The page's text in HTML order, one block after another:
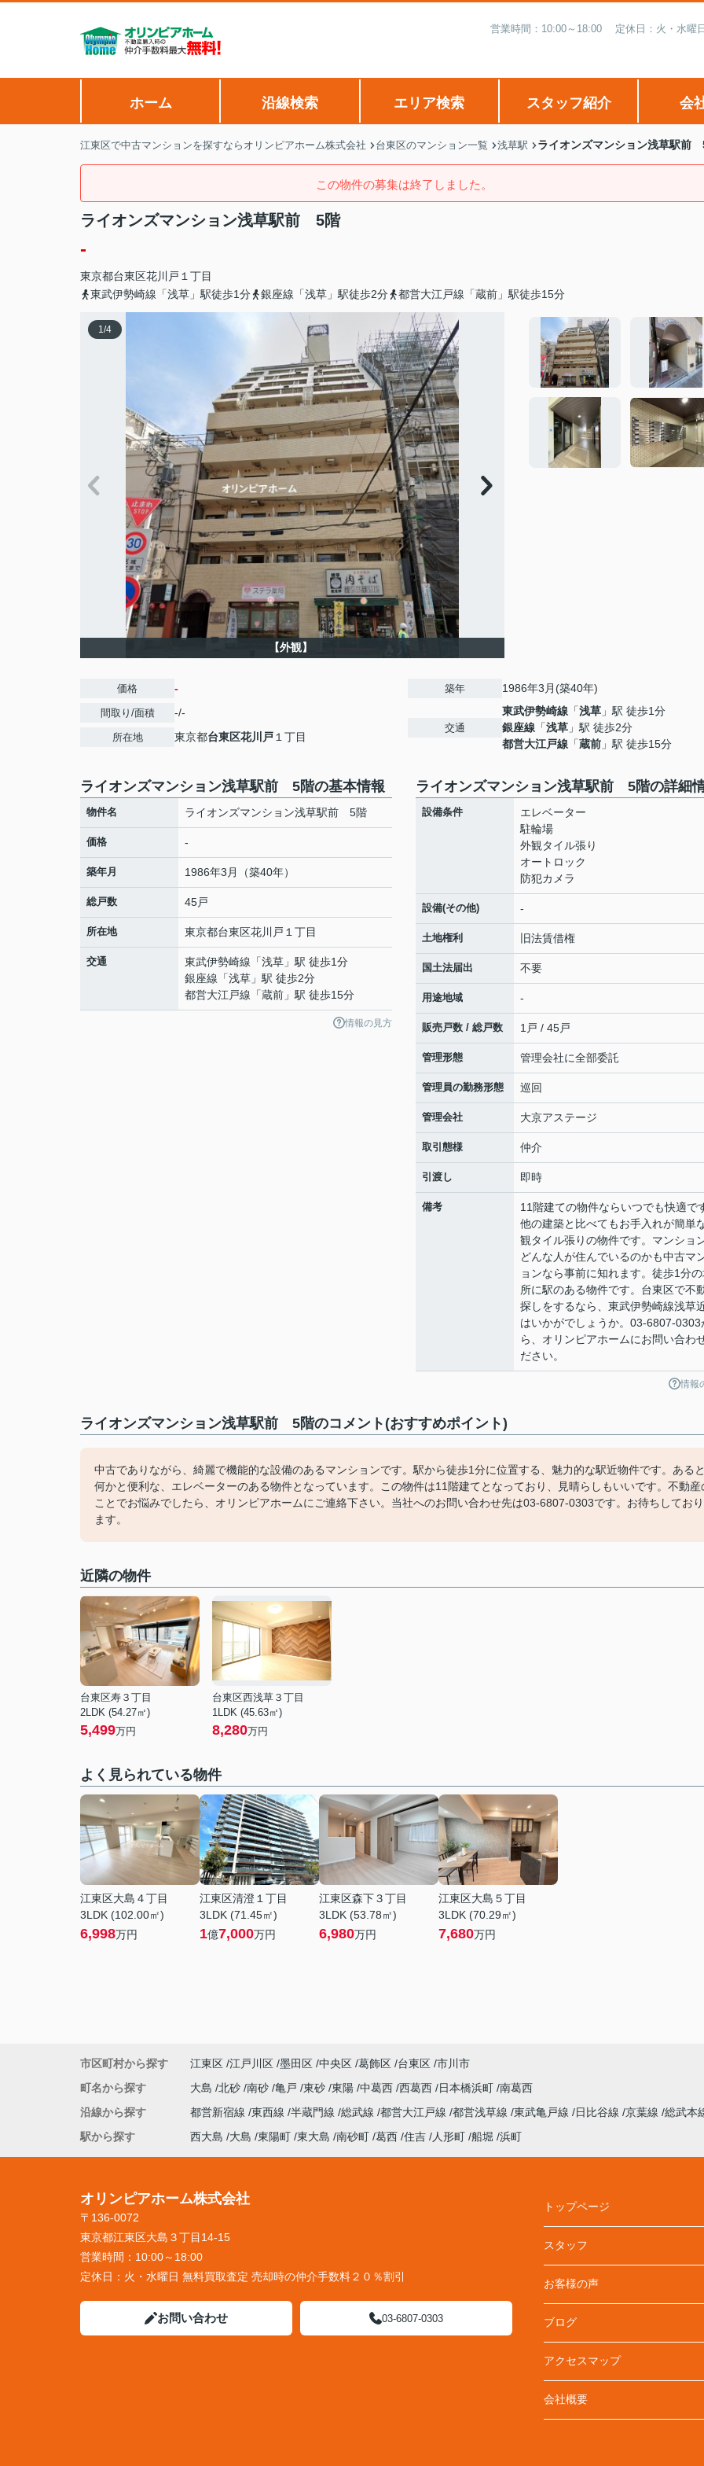
営業時間：10:00～18:00 定休日：火・水曜
ホーム 沿線検索 エリア検索 スタッフ紹介 会
江東区で中古マンションを探すならオリンピアホーム株式会社 台東区のマンション一覧 浅草駅 ライオンズマンション浅草駅前
この物件の募集は終了しました。
ライオンズマンション浅草駅前 5階
-
東京都台東区花川戸 １丁目
東武伊勢崎線「浅草」駅徒歩1分
銀座線「浅草」駅徒歩2分 都営大江戸線「蔵前」駅徒歩15分
1/4
【外観】
価格 -
間取り/面積 -/-
所在地 東京都台東区花川戸 １丁目
築年 1986年3月(築40年)
交通
東武伊勢崎線 「浅草 」駅 徒歩1分
銀座線 「浅草 」駅 徒歩2分
都営大江戸線 「蔵前 」駅 徒歩15分
ライオンズマンション浅草駅前 5階の基本情報
物件名 ライオンズマンション浅草駅前 5階
価格 -
築年月 1986年3月（築40年）
総戸数 45戸
所在地 東京都台東区花川戸 １丁目
交通 東武伊勢崎線 「浅草 」駅 徒歩1分
銀座線 「浅草 」駅 徒歩2分
都営大江戸線 「蔵前 」駅 徒歩15分
情報の見方
ライオンズマンション浅草駅前 5階の詳細
設備条件
エレベーター
駐輪場
外観タイル張り
オートロック
防犯カメラ
設備(その他) -
土地権利 旧法賃借権
国土法届出 不要
用途地域 -
販売戸数 / 総戸数 1戸 / 45戸
管理形態 管理会社に全部委託
管理員の勤務形態 巡回
管理会社 大京アステージ
取引態様 仲介
引渡し 即時
備考
11階建ての物件ならいつでも快適で
他の建築と比べてもお手入れが簡単
観タイル張りの物件です。マンショ
どんな人が住んでいるのかも中古マ
ョンなら事前に知れます。徒歩1分
所に駅のある物件です。台東区で不
探しをするなら、東武伊勢崎線浅草
はいかがでしょうか。03-6807-0303
ら、オリンピアホームにお問い合わ
ださい。
情報
ライオンズマンション浅草駅前 5階のコメント(おすすめポイント)
中古でありながら、綺麗で機能的な設備のあるマンションです。駅から徒歩1分に位置する、魅力的な駅近物件です。ある
何かと便利な、エレベーターのある物件となっています。この物件は11階建てとなっており、見晴らしもいいです。不動産
ことでお悩みでしたら、オリンピアホームにご連絡下さい。当社へのお問い合わせ先は03-6807-0303です。お待ちしており
ます。
近隣の物件
台東区寿３丁目
2LDK (54.27㎡)
5,499万円
台東区西浅草３丁目
1LDK (45.63㎡)
8,280万円
よく見られている物件
江東区大島４丁目
3LDK (102.00㎡)
6,998万円
江東区清澄１丁目
3LDK (71.45㎡)
1億7,000万円
江東区森下３丁目
3LDK (53.78㎡)
6,980万円
江東区大島５丁目
3LDK (70.29㎡)
7,680万円
市区町村から探す 江東区 江戸川区 墨田区 中央区 葛飾区 台東区 市川市
町名から探す
大島 北砂 南砂 亀戸 東砂 東陽 中葛西 西葛西 日本橋浜町 南葛西
沿線から探す
都営新宿線 東西線 半蔵門線 総武線 都営大江戸線 都営浅草線 東武亀戸線 日比谷線 京葉線 総武本
駅から探す
西大島 大島 東陽町 東大島 南砂町 葛西 住吉 人形町 船堀 浜町
オリンピアホーム株式会社
〒136-0072
東京都江東区大島３丁目14-15
営業時間： 10:00～18:00
定休日： 火・水曜日 無料買取査定 売却時の仲介手数料２０％割引
お問い合わせ 03-6807-0303
トップページ
スタッフ
お客様の声
ブログ
アクセスマップ
会社概要